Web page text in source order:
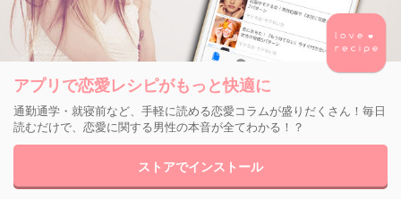
アプリで恋愛レシピがもっと快適に
通勤通学・就寝前など、手軽に読める恋愛コラムが盛りだくさん！毎日
読むだけで、恋愛に関する男性の本音が全てわかる！？
ストアでインストール